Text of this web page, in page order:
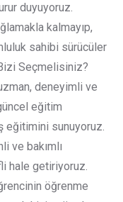
duyuyoruz.
kalmayıp,
sahibi sürücüler
Seçmelisiniz?
deneyimli ve
eğitim
eğitimini sunuyoruz.
ve bakımlı
hale getiriyoruz.
öğrenme